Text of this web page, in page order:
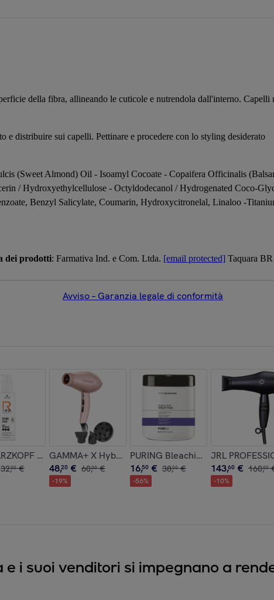
della fibra, allineando le cuticole e nutrendola dall'interno.
e distribuire sui capelli. Pettinare e procedere con lo styling desiderato
(Sweet Almond) Oil - Isoamyl Cocoate - Copaifera Officinalis
/ Hydroxyethylcellulose - Octyldodecanol / Hydrogenated Coco-
Benzyl Salicylate, Coumarin, Hydroxycitronelal, Linaloo -
dei prodotti: Farmativa Ind. e Com. Ltda. [email protected] Taquara
Avviso – Garanzia legale di conformità
Avanzanto
Bonacure R Two Renewal Sealer 145ml
32,00 €
GAMMA+ X Hybrid Compact Phon Professional Pink
48,20 € 60,00 €
-19%
PURING Bleaching Violet Plex 9
16,50 € 38,00 €
-56%
JRL
143,60 € 160,00
-10%
e i suoi venditori si impegnano a